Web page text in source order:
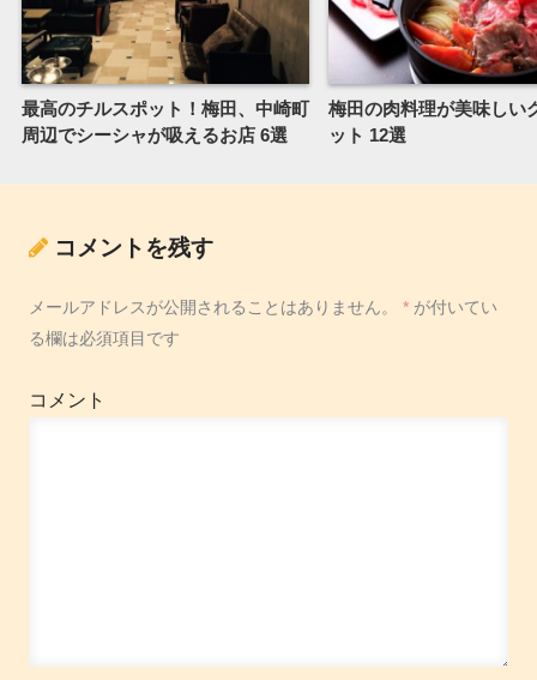
最高のチルスポット！梅田、中崎町
周辺でシーシャが吸えるお店 6選
梅田の肉料理が美味しい
ット 12選
コメントを残す
メールアドレスが公開されることはありません。 * が付いてい
る欄は必須項目です
コメント